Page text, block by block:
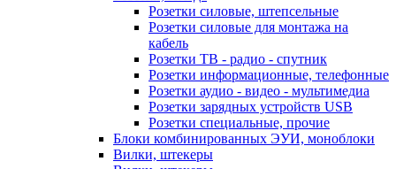
Розетки силовые, штепсельные
Розетки силовые для монтажа на
кабель
Розетки ТВ - радио - спутник
Розетки информационные, телефонные
Розетки аудио - видео - мультимедиа
Розетки зарядных устройств USB
Розетки специальные, прочие
Блоки комбинированных ЭУИ, моноблоки
Вилки, штекеры